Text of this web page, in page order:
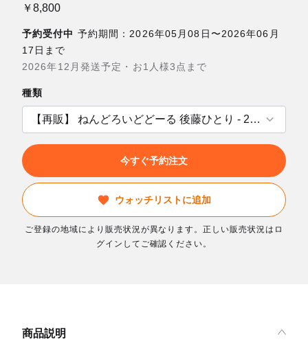
￥8,800
予約受付中 予約期間：2026年05月08日〜2026年06月
17日まで
2026年12月発送予定・お1人様3点まで
種類
今すぐ予約注文
ウォッチリストに追加
ご登録の地域により販売状況が異なります。正しい販売状況はロ
グインしてご確認ください。
商品説明